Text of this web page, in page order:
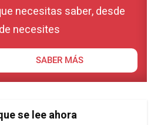
necesitas saber, desde
necesites
SABER MÁS
se lee ahora